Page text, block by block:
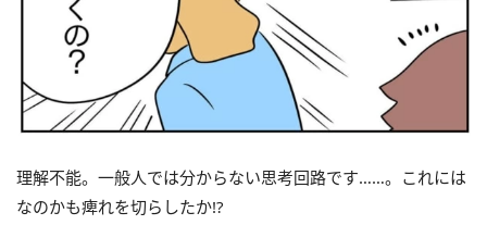
理解不能。一般人では分からない思考回路です……。これには
なのかも痺れを切らしたか!?